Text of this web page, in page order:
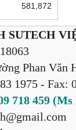
581,872
SUTECH
Phan Văn
1975 - Fax:
718 459 (Ms